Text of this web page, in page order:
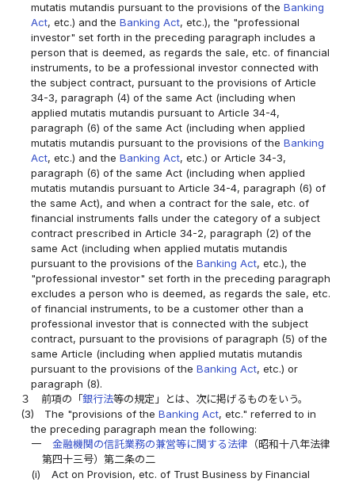
mutatis mutandis pursuant to the provisions of theBanking
Act, etc.) and theBanking Act, etc.), the "professional
investor" set forth in the preceding paragraph includes a
person that is deemed, as regards the sale, etc. of financial
instruments, to be a professional investor connected with
the subject contract, pursuant to the provisions of Article
34-3, paragraph (4) of the same Act (including when
applied mutatis mutandis pursuant to Article 34-4,
paragraph (6) of the same Act (including when applied
mutatis mutandis pursuant to the provisions of theBanking
Act, etc.) and theBanking Act, etc.) or Article 34-3,
paragraph (6) of the same Act (including when applied
mutatis mutandis pursuant to Article 34-4, paragraph (6) of
the same Act), and when a contract for the sale, etc. of
financial instruments falls under the category of a subject
contract prescribed in Article 34-2, paragraph (2) of the
same Act (including when applied mutatis mutandis
pursuant to the provisions of theBanking Act, etc.), the
"professional investor" set forth in the preceding paragraph
excludes a person who is deemed, as regards the sale, etc.
of financial instruments, to be a customer other than a
professional investor that is connected with the subject
contract, pursuant to the provisions of paragraph (5) of the
same Article (including when applied mutatis mutandis
pursuant to the provisions of theBanking Act, etc.) or
paragraph (8).
３
前項の「銀行法等の規定」とは、次に掲げるものをいう。
(3)
The "provisions of theBanking Act, etc." referred to in
the preceding paragraph mean the following:
一
金融機関の信託業務の兼営等に関する法律 （昭和十八年法律
第四十三号）第二条の二
(i)
Act on Provision, etc. of Trust Business by Financial